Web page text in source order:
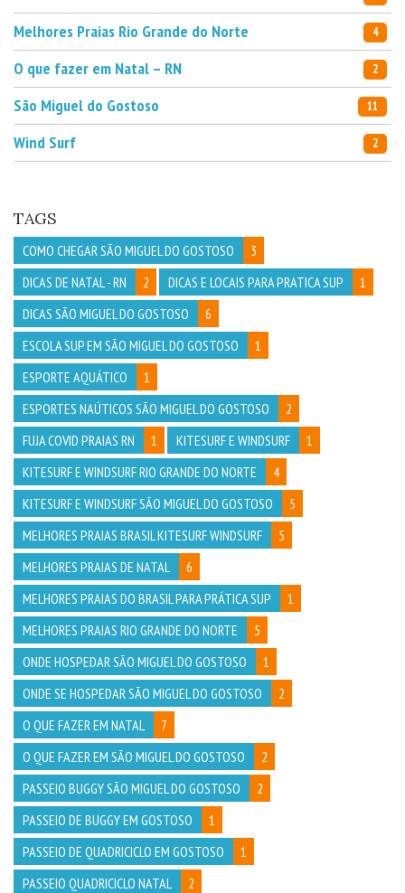
Melhores Praias Rio Grande do Norte 4
O que fazer em Natal – RN 2
São Miguel do Gostoso 11
Wind Surf 2
TAGS
COMO CHEGAR SÃO MIGUEL DO GOSTOSO
3
DICAS DE NATAL - RN
2 DICAS E LOCAIS PARA PRATICA SUP
1
DICAS SÃO MIGUEL DO GOSTOSO
6
ESCOLA SUP EM SÃO MIGUEL DO GOSTOSO
1
ESPORTE AQUÁTICO
1
ESPORTES NAÚTICOS SÃO MIGUEL DO GOSTOSO
2
FUJA COVID PRAIAS RN
1 KITESURF E WINDSURF
1
KITESURF E WINDSURF RIO GRANDE DO NORTE
4
KITESURF E WINDSURF SÃO MIGUEL DO GOSTOSO
5
MELHORES PRAIAS BRASIL KITESURF WINDSURF
5
MELHORES PRAIAS DE NATAL
6
MELHORES PRAIAS DO BRASIL PARA PRÁTICA SUP
1
MELHORES PRAIAS RIO GRANDE DO NORTE
5
ONDE HOSPEDAR SÃO MIGUEL DO GOSTOSO
1
ONDE SE HOSPEDAR SÃO MIGUEL DO GOSTOSO
2
O QUE FAZER EM NATAL
7
O QUE FAZER EM SÃO MIGUEL DO GOSTOSO
2
PASSEIO BUGGY SÃO MIGUEL DO GOSTOSO
2
PASSEIO DE BUGGY EM GOSTOSO
1
PASSEIO DE QUADRICICLO EM GOSTOSO
1
PASSEIO QUADRICICLO NATAL
2